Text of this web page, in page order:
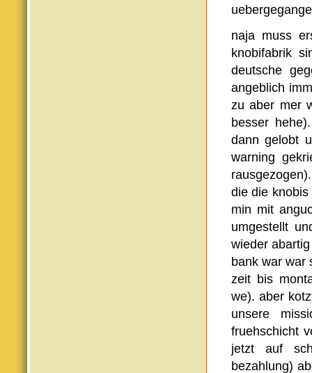
naja muss
knobifabrik
deutsche
angeblich
zu aber mer
besser
dann gelobt
warning
die die
min mit
umgestellt
wieder
bank war war
zeit bis
we). aber
unsere
fruehschicht
jetzt auf
bezahlung)